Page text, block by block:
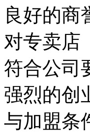
良好的商
对专卖店
符合公司
强烈的创
与加盟条